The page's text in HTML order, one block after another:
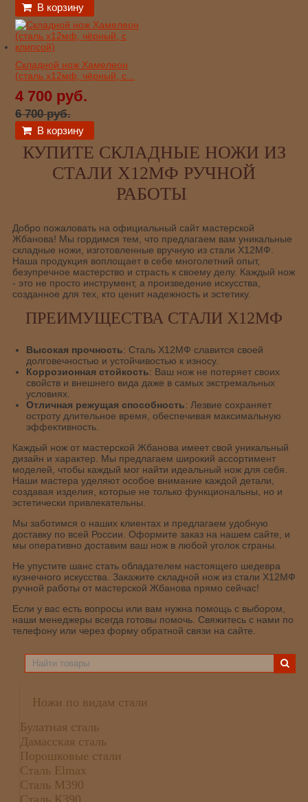
В корзину
Складной нож Хамелеон
(сталь х12мф, чёрный, с...
4 700 руб.
6 700 руб.
В корзину
КУПИТЕ СКЛАДНЫЕ НОЖИ ИЗ
СТАЛИ Х12МФ РУЧНОЙ
РАБОТЫ
Добро пожаловать на официальный сайт мастерской
Жбанова! Мы гордимся тем, что предлагаем вам уникальные
складные ножи, изготовленные вручную из стали Х12МФ.
Наша продукция воплощает в себе многолетний опыт,
безупречное мастерство и страсть к своему делу. Каждый нож
- это не просто инструмент, а произведение искусства,
созданное для тех, кто ценит надежность и эстетику.
ПРЕИМУЩЕСТВА СТАЛИ Х12МФ
Высокая прочность: Сталь Х12МФ славится своей
долговечностью и устойчивостью к износу.
Коррозионная стойкость: Ваш нож не потеряет своих
свойств и внешнего вида даже в самых экстремальных
условиях.
Отличная режущая способность: Лезвие сохраняет
остроту длительное время, обеспечивая максимальную
эффективность.
Каждый нож от мастерской Жбанова имеет свой уникальный
дизайн и характер. Мы предлагаем широкий ассортимент
моделей, чтобы каждый мог найти идеальный нож для себя.
Наши мастера уделяют особое внимание каждой детали,
создавая изделия, которые не только функциональны, но и
эстетически привлекательны.
Мы заботимся о наших клиентах и предлагаем удобную
доставку по всей России. Оформите заказ на нашем сайте, и
мы оперативно доставим ваш нож в любой уголок страны.
Не упустите шанс стать обладателем настоящего шедевра
кузнечного искусства. Закажите складной нож из стали Х12МФ
ручной работы от мастерской Жбанова прямо сейчас!
Если у вас есть вопросы или вам нужна помощь с выбором,
наши менеджеры всегда готовы помочь. Свяжитесь с нами по
телефону или через форму обратной связи на сайте.
Ножи по видам стали
Булатная сталь
Дамасская сталь
Порошковые стали
Сталь Elmax
Сталь М390
Сталь К390